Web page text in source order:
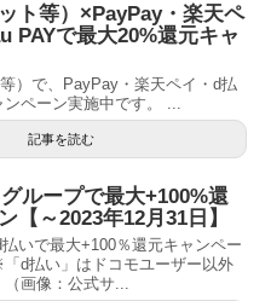
ト等）×PayPay・楽天ペ
PAYで最大20%還元キャ
）で、PayPay・楽天ペイ・d払
ペーン実施中です。 ...
記事を読む
ループで最大+100%還
【～2023年12月31日】
いで最大+100％還元キャンペー
d払い」はドコモユーザー以外
画像：公式サ...